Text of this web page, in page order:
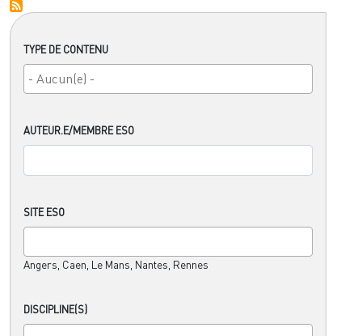
TYPE DE CONTENU
AUTEUR.E/MEMBRE ESO
SITE ESO
Angers, Caen, Le Mans, Nantes, Rennes
DISCIPLINE(S)